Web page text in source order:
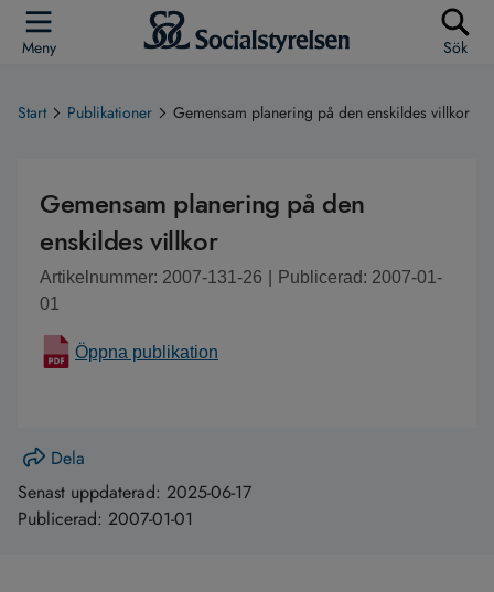
Meny Sök
Start Publikationer Gemensam planering på den enskildes villkor
Gemensam planering på den
enskildes villkor
Artikelnummer: 2007-131-26
Publicerad: 2007-01-
01
Öppna publikation
Dela
Senast uppdaterad: 2025-06-17
Publicerad: 2007-01-01